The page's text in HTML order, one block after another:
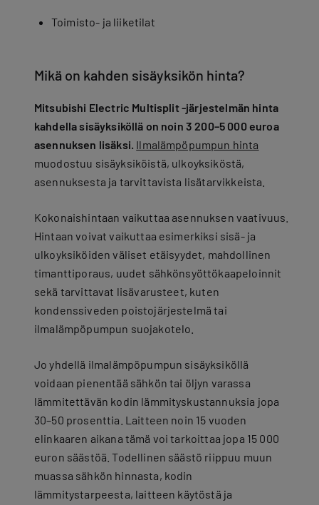
Toimisto- ja liiketilat
Mikä on kahden sisäyksikön hinta?
Mitsubishi Electric Multisplit -järjestelmän hinta
kahdella sisäyksiköllä on noin 3 200–5 000 euroa
asennuksen lisäksi. Ilmalämpöpumpun hinta
muodostuu sisäyksiköistä, ulkoyksiköstä,
asennuksesta ja tarvittavista lisätarvikkeista.
Kokonaishintaan vaikuttaa asennuksen vaativuus.
Hintaan voivat vaikuttaa esimerkiksi sisä- ja
ulkoyksiköiden väliset etäisyydet, mahdollinen
timanttiporaus, uudet sähkönsyöttökaapeloinnit
sekä tarvittavat lisävarusteet, kuten
kondenssiveden poistojärjestelmä tai
ilmalämpöpumpun suojakotelo.
Jo yhdellä ilmalämpöpumpun sisäyksiköllä
voidaan pienentää sähkön tai öljyn varassa
lämmitettävän kodin lämmityskustannuksia jopa
30–50 prosenttia. Laitteen noin 15 vuoden
elinkaaren aikana tämä voi tarkoittaa jopa 15 000
euron säästöä. Todellinen säästö riippuu muun
muassa sähkön hinnasta, kodin
lämmitystarpeesta, laitteen käytöstä ja